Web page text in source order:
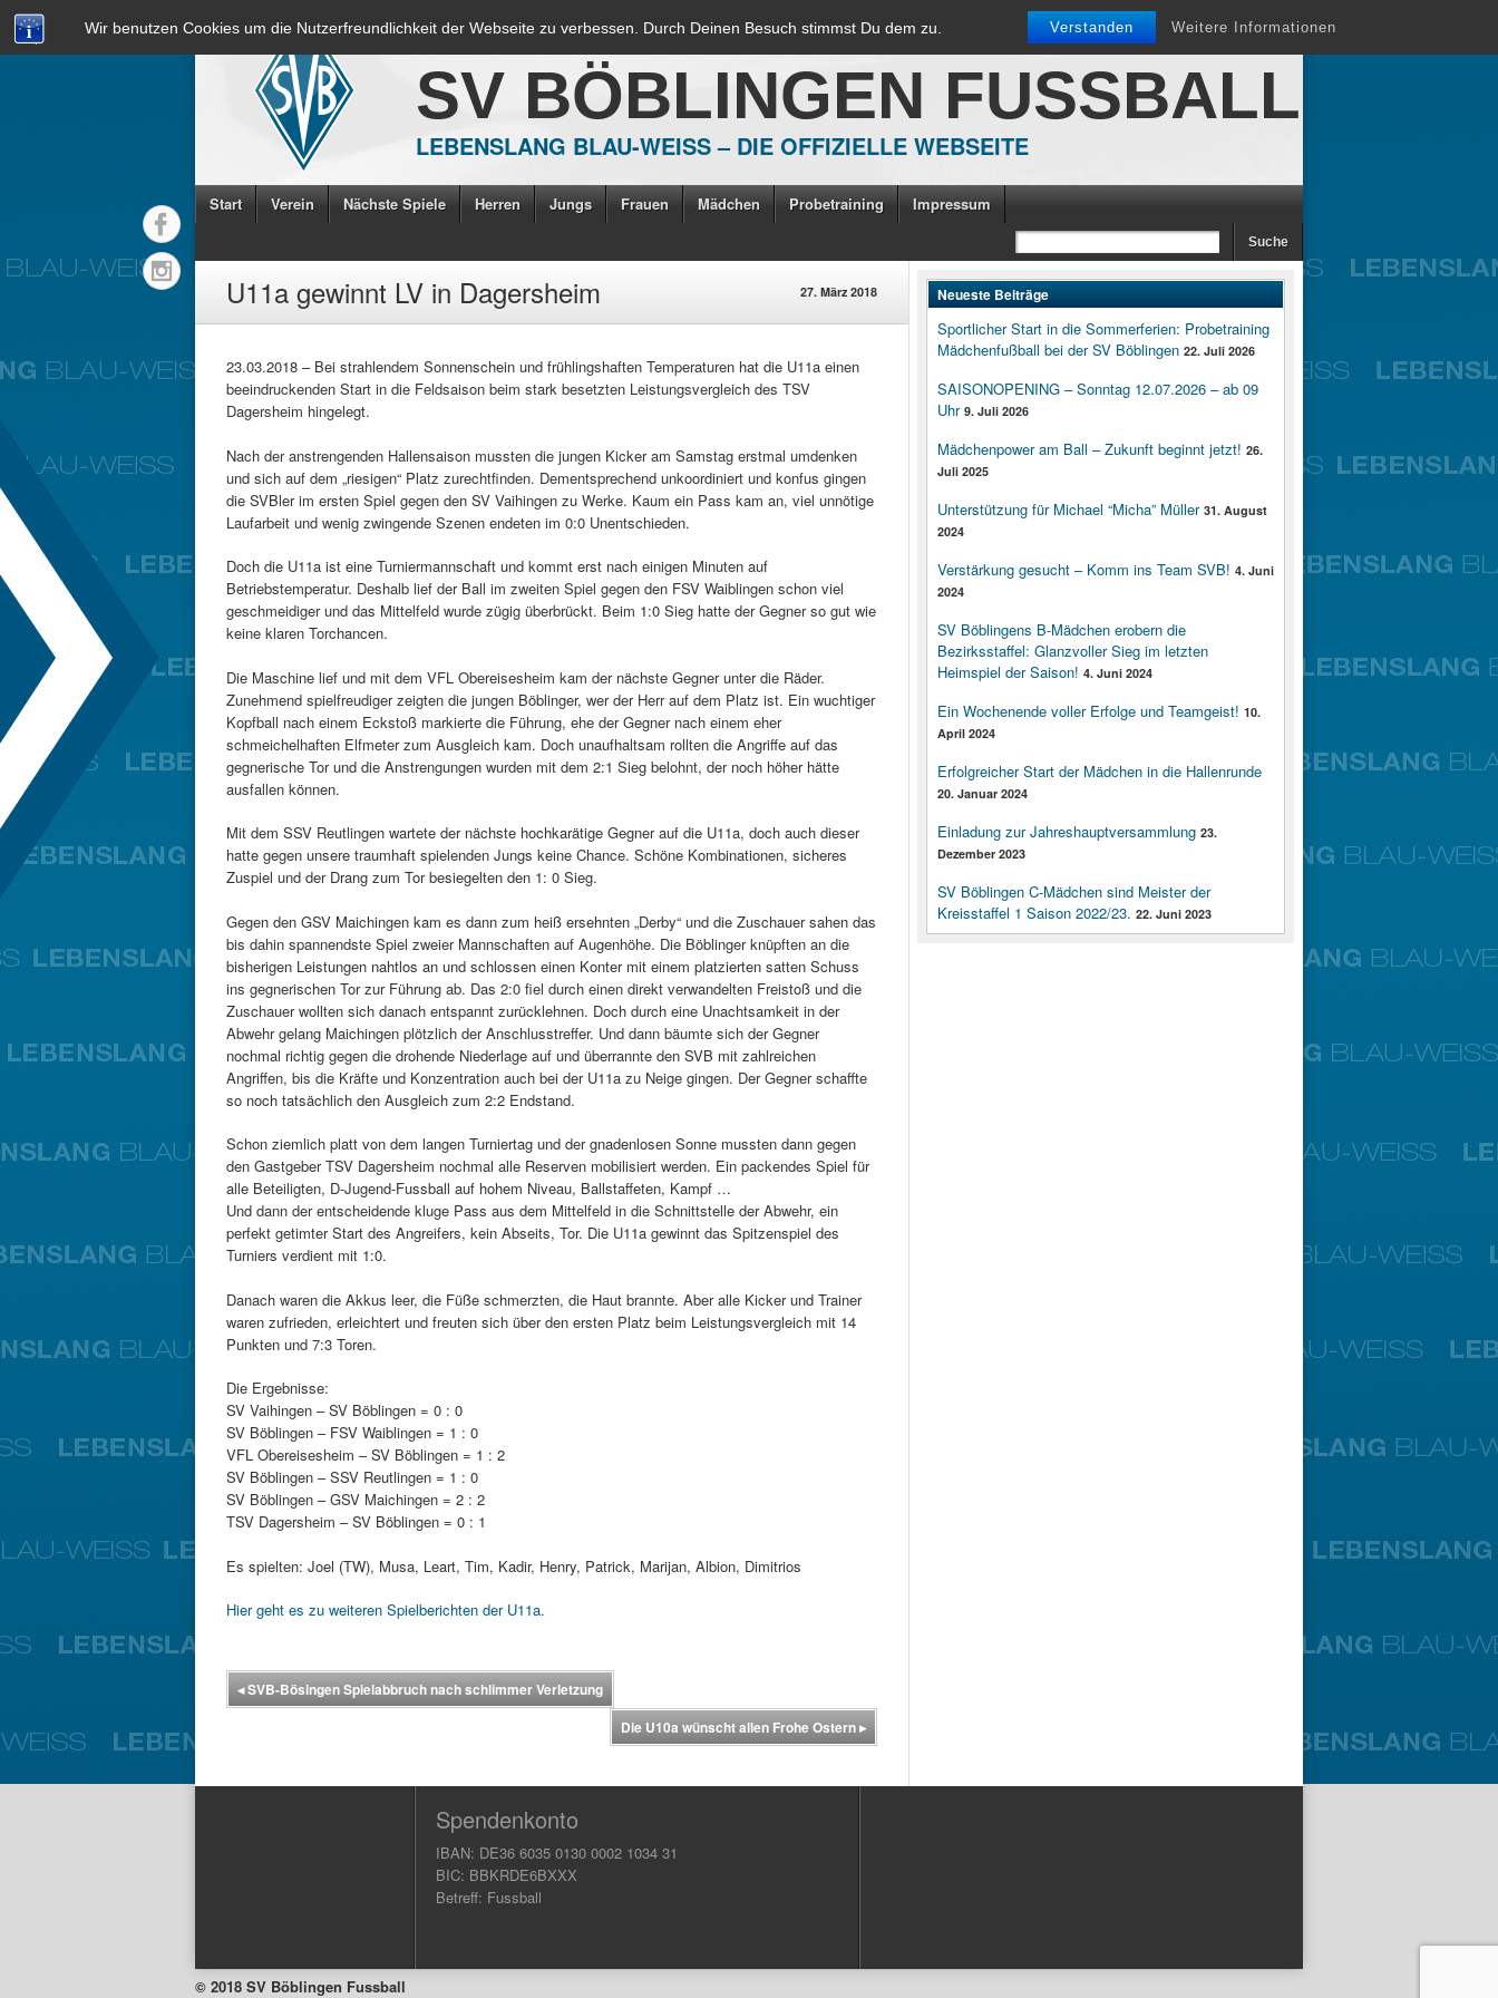
Wir benutzen Cookies um die Nutzerfreundlichkeit der Webseite zu verbessen. Durch Deinen Besuch stimmst Du dem zu. Verstanden Weitere Informationen
SV BÖBLINGEN FUSSBALL
LEBENSLANG BLAU-WEISS – DIE OFFIZIELLE WEBSEITE
Start Verein Nächste Spiele Herren Jungs Frauen Mädchen Probetraining Impressum
U11a gewinnt LV in Dagersheim 27. März 2018
23.03.2018 – Bei strahlendem Sonnenschein und frühlingshaften Temperaturen hat die U11a einen
beeindruckenden Start in die Feldsaison beim stark besetzten Leistungsvergleich des TSV
Dagersheim hingelegt.
Nach der anstrengenden Hallensaison mussten die jungen Kicker am Samstag erstmal umdenken
und sich auf dem „riesigen“ Platz zurechtfinden. Dementsprechend unkoordiniert und konfus gingen
die SVBler im ersten Spiel gegen den SV Vaihingen zu Werke. Kaum ein Pass kam an, viel unnötige
Laufarbeit und wenig zwingende Szenen endeten im 0:0 Unentschieden.
Doch die U11a ist eine Turniermannschaft und kommt erst nach einigen Minuten auf
Betriebstemperatur. Deshalb lief der Ball im zweiten Spiel gegen den FSV Waiblingen schon viel
geschmeidiger und das Mittelfeld wurde zügig überbrückt. Beim 1:0 Sieg hatte der Gegner so gut wie
keine klaren Torchancen.
Die Maschine lief und mit dem VFL Obereisesheim kam der nächste Gegner unter die Räder.
Zunehmend spielfreudiger zeigten die jungen Böblinger, wer der Herr auf dem Platz ist. Ein wuchtiger
Kopfball nach einem Eckstoß markierte die Führung, ehe der Gegner nach einem eher
schmeichelhaften Elfmeter zum Ausgleich kam. Doch unaufhaltsam rollten die Angriffe auf das
gegnerische Tor und die Anstrengungen wurden mit dem 2:1 Sieg belohnt, der noch höher hätte
ausfallen können.
Mit dem SSV Reutlingen wartete der nächste hochkarätige Gegner auf die U11a, doch auch dieser
hatte gegen unsere traumhaft spielenden Jungs keine Chance. Schöne Kombinationen, sicheres
Zuspiel und der Drang zum Tor besiegelten den 1: 0 Sieg.
Gegen den GSV Maichingen kam es dann zum heiß ersehnten „Derby“ und die Zuschauer sahen das
bis dahin spannendste Spiel zweier Mannschaften auf Augenhöhe. Die Böblinger knüpften an die
bisherigen Leistungen nahtlos an und schlossen einen Konter mit einem platzierten satten Schuss
ins gegnerischen Tor zur Führung ab. Das 2:0 fiel durch einen direkt verwandelten Freistoß und die
Zuschauer wollten sich danach entspannt zurücklehnen. Doch durch eine Unachtsamkeit in der
Abwehr gelang Maichingen plötzlich der Anschlusstreffer. Und dann bäumte sich der Gegner
nochmal richtig gegen die drohende Niederlage auf und überrannte den SVB mit zahlreichen
Angriffen, bis die Kräfte und Konzentration auch bei der U11a zu Neige gingen. Der Gegner schaffte
so noch tatsächlich den Ausgleich zum 2:2 Endstand.
Schon ziemlich platt von dem langen Turniertag und der gnadenlosen Sonne mussten dann gegen
den Gastgeber TSV Dagersheim nochmal alle Reserven mobilisiert werden. Ein packendes Spiel für
alle Beteiligten, D-Jugend-Fussball auf hohem Niveau, Ballstaffeten, Kampf …
Und dann der entscheidende kluge Pass aus dem Mittelfeld in die Schnittstelle der Abwehr, ein
perfekt getimter Start des Angreifers, kein Abseits, Tor. Die U11a gewinnt das Spitzenspiel des
Turniers verdient mit 1:0.
Danach waren die Akkus leer, die Füße schmerzten, die Haut brannte. Aber alle Kicker und Trainer
waren zufrieden, erleichtert und freuten sich über den ersten Platz beim Leistungsvergleich mit 14
Punkten und 7:3 Toren.
Die Ergebnisse:
SV Vaihingen – SV Böblingen = 0 : 0
SV Böblingen – FSV Waiblingen = 1 : 0
VFL Obereisesheim – SV Böblingen = 1 : 2
SV Böblingen – SSV Reutlingen = 1 : 0
SV Böblingen – GSV Maichingen = 2 : 2
TSV Dagersheim – SV Böblingen = 0 : 1
Es spielten: Joel (TW), Musa, Leart, Tim, Kadir, Henry, Patrick, Marijan, Albion, Dimitrios
Hier geht es zu weiteren Spielberichten der U11a.
◂SVB-Bösingen Spielabbruch nach schlimmer Verletzung
Die U10a wünscht allen Frohe Ostern▸
Neueste Beiträge
Sportlicher Start in die Sommerferien: Probetraining
Mädchenfußball bei der SV Böblingen 22. Juli 2026
SAISONOPENING – Sonntag 12.07.2026 – ab 09
Uhr 9. Juli 2026
Mädchenpower am Ball – Zukunft beginnt jetzt! 26.
Juli 2025
Unterstützung für Michael “Micha” Müller 31. August
2024
Verstärkung gesucht – Komm ins Team SVB! 4. Juni
2024
SV Böblingens B-Mädchen erobern die
Bezirksstaffel: Glanzvoller Sieg im letzten
Heimspiel der Saison! 4. Juni 2024
Ein Wochenende voller Erfolge und Teamgeist! 10.
April 2024
Erfolgreicher Start der Mädchen in die Hallenrunde
20. Januar 2024
Einladung zur Jahreshauptversammlung 23.
Dezember 2023
SV Böblingen C-Mädchen sind Meister der
Kreisstaffel 1 Saison 2022/23. 22. Juni 2023
Spendenkonto
IBAN: DE36 6035 0130 0002 1034 31
BIC: BBKRDE6BXXX
Betreff: Fussball
© 2018 SV Böblingen Fussball